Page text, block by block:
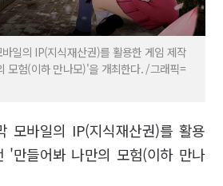
일의 IP(지식재산권)를 활용한 게임 제작
모험(이하 만나모)'을 개최한다. /그래픽=
모바일의 IP(지식재산권)를 활용
'만들어봐 나만의 모험(이하 만나